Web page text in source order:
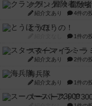
クランク! ：冒険
紹介文あり 4件の
とうほうの！
1件の
スターマイン・
紹介文あり 2件の
海兵隊
紹介文あり 1件の
スーパーストア